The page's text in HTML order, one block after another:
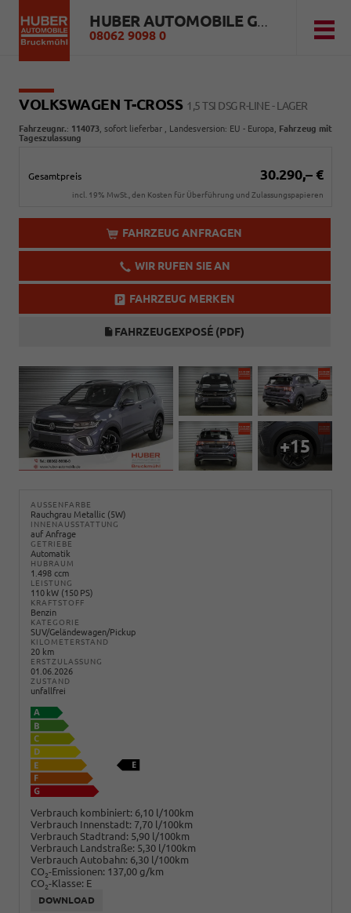
HUBER AUTOMOBILE GMBH
08062 9098 0
VOLKSWAGEN T-CROSS 1,5 TSI DSG R-LINE - LAGER
Fahrzeugnr.: 114073 sofort lieferbar , Landesversion: EU - Europa, Fahrzeug mit
Tageszulassung
Gesamtpreis 30.290,– €
incl. 19% MwSt., den Kosten für Überführung und Zulassungspapieren
FAHRZEUG ANFRAGEN
WIR RUFEN SIE AN
FAHRZEUG MERKEN
FAHRZEUGEXPOSÉ (PDF)
+15
AUSSENFARBE
Rauchgrau Metallic (5W)
INNENAUSSTATTUNG
auf Anfrage
GETRIEBE
Automatik
HUBRAUM
1.498 ccm
LEISTUNG
110 kW (150 PS)
KRAFTSTOFF
Benzin
KATEGORIE
SUV/Geländewagen/Pickup
KILOMETERSTAND
20 km
ERSTZULASSUNG
01.06.2026
ZUSTAND
unfallfrei
Verbrauch kombiniert: 6,10 l/100km
Verbrauch Innenstadt: 7,70 l/100km
Verbrauch Stadtrand: 5,90 l/100km
Verbrauch Landstraße: 5,30 l/100km
Verbrauch Autobahn: 6,30 l/100km
CO2-Emissionen: 137,00 g/km
CO2-Klasse: E
DOWNLOAD